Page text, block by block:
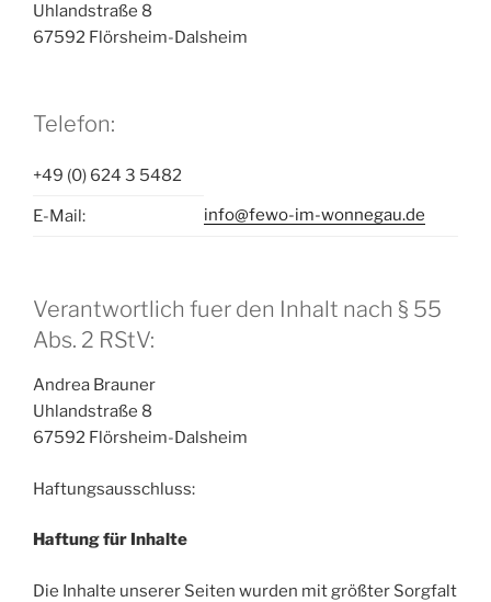
Uhlandstraße 8
67592 Flörsheim-Dalsheim
Telefon:
+49 (0) 624 3 5482
E-Mail: info@fewo-im-wonnegau.de
Verantwortlich fuer den Inhalt nach § 55
Abs. 2 RStV:
Andrea Brauner
Uhlandstraße 8
67592 Flörsheim-Dalsheim
Haftungsausschluss:
Haftung für Inhalte
Die Inhalte unserer Seiten wurden mit größter Sorgfalt